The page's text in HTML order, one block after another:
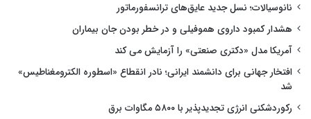
نانوسیالات؛ نسل جدید عایق‌های ترانسفورماتور
هشدار کمبود داروی هموفیلی و در خطر بودن جان بیماران
آمریکا مدل «دکتری صنعتی» را آزمایش می کند
افتخار جهانی برای دانشمند ایرانی؛ نادر انقطاع «اسطوره الکترومغناطیس»
شد
رکوردشکنی انرژی تجدیدپذیر با ۵۸۰۰ مگاوات برق